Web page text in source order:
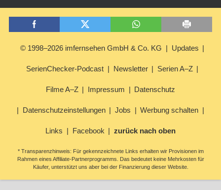
© 1998–2026 imfernsehen GmbH & Co. KG Updates
SerienChecker-Podcast Newsletter Serien A–Z
Filme A–Z Impressum Datenschutz
Datenschutzeinstellungen Jobs Werbung schalten
Links Facebook zurück nach oben
* Transparenzhinweis: Für gekennzeichnete Links erhalten wir Provisionen im
Rahmen eines Affiliate-Partnerprogramms. Das bedeutet keine Mehrkosten für
Käufer, unterstützt uns aber bei der Finanzierung dieser Website.